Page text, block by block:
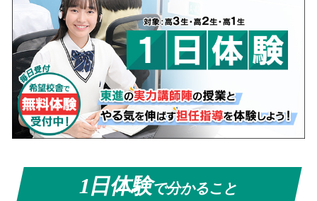
1日体験で分かること